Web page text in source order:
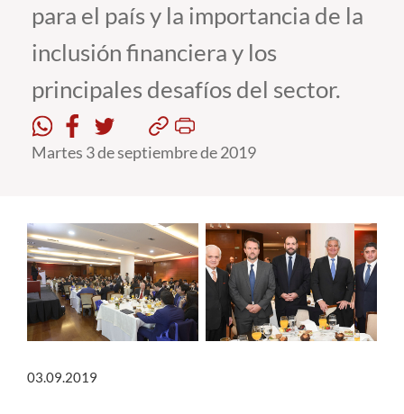
Postgrado
Formación Continua
Estudiantes
Académicos
English
para el país y la importancia de la
inclusión financiera y los
principales desafíos del sector.
Martes 3 de septiembre de 2019
03.09.2019